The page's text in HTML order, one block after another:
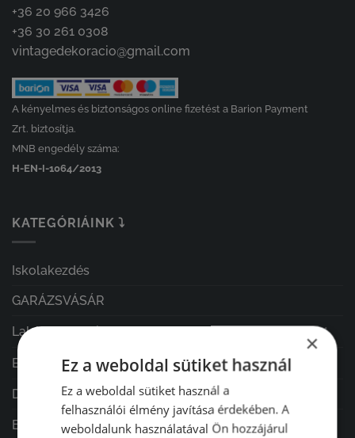
+36 20 966 3426
+36 30 261 0308
vintagedekoracio@gmail.com
A kényelmes és biztonságos online fizetést a Barion Payment
Zrt. biztosítja.
MNB engedély száma:
H-EN-I-1064/2013
KATEGÓRIÁINK ⤵
Iskolakezdés
GARÁZSVÁSÁR
Lakásdekoráció
Ballagás
Diplomaosztó ajándékok
Esküvő
×
Ez a weboldal sütiket használ
Ez a weboldal sütiket használ a
felhasználói élmény javítása érdekében. A
weboldalunk használatával Ön hozzájárul